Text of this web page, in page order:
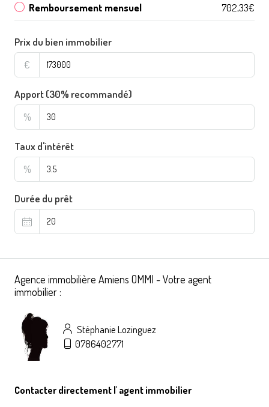
Remboursement mensuel
702,33€
Prix du bien immobilier
€
Apport (30% recommandé)
%
Taux d'intérêt
%
Durée du prêt
Agence immobilière Amiens OMMI - Votre agent
immobilier :
Stéphanie Lozinguez
0786402771
Contacter directement l' agent immobilier